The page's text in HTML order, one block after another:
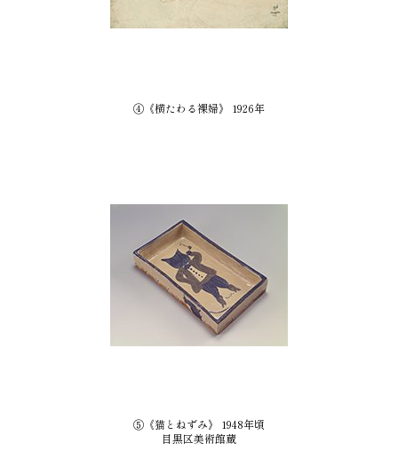
④《横たわる裸婦》 1926年
⑤《猫とねずみ》 1948年頃
目黒区美術館蔵